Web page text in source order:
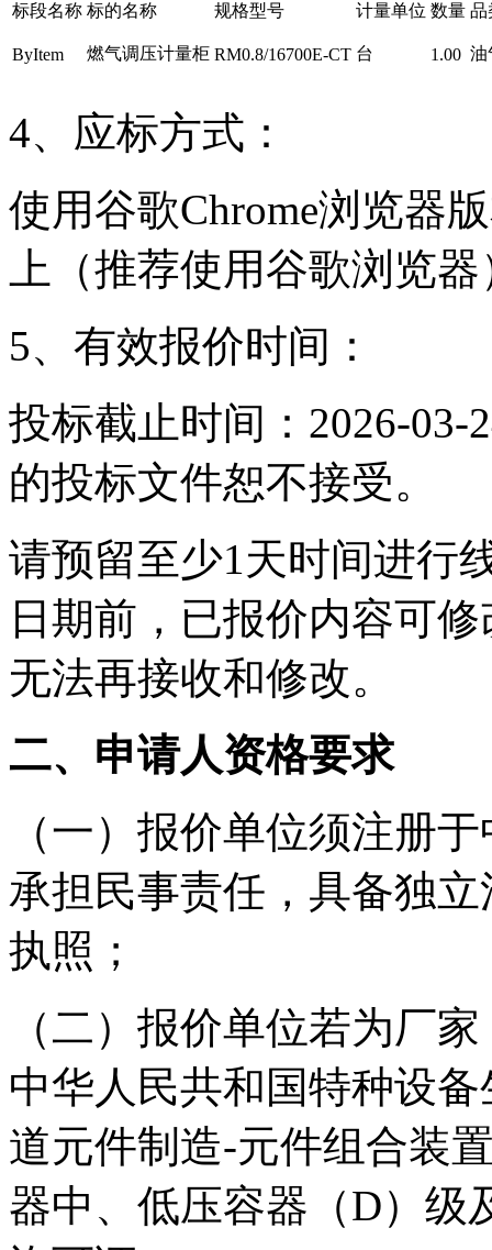
标段名称 标的名称 规格型号 计量单位 数量 品
ByItem 燃气调压计量柜 RM0.8/16700E-CT 台 1.00 油
4、 应标方式：
使用谷歌Chrome浏览器
上（推荐使用谷歌浏览器
5、 有效报价时间：
投标截止时间：2026-03-
的投标文件恕不接受。
请预留至少1天时间进行
日期前，已报价内容可
无法再接收和修改。
二、申请人资格要求
（一）报价单位须注册
承担民事责任，具备独
执照；
（二）报价单位若为厂
中华人民共和国特种设
道元件制造-元件组合装
器中、低压容器（D）级